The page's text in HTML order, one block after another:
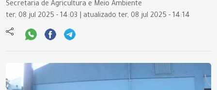
Secretaria de Agricultura e Meio Ambiente
ter, 08 jul 2025 - 14:03 | atualizado ter, 08 jul 2025 - 14:14